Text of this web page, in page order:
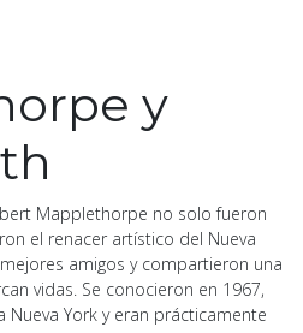
y
Mapplethorpe no solo fueron
el renacer artístico del Nueva
amigos y compartieron una
vidas. Se conocieron en 1967,
York y eran prácticamente